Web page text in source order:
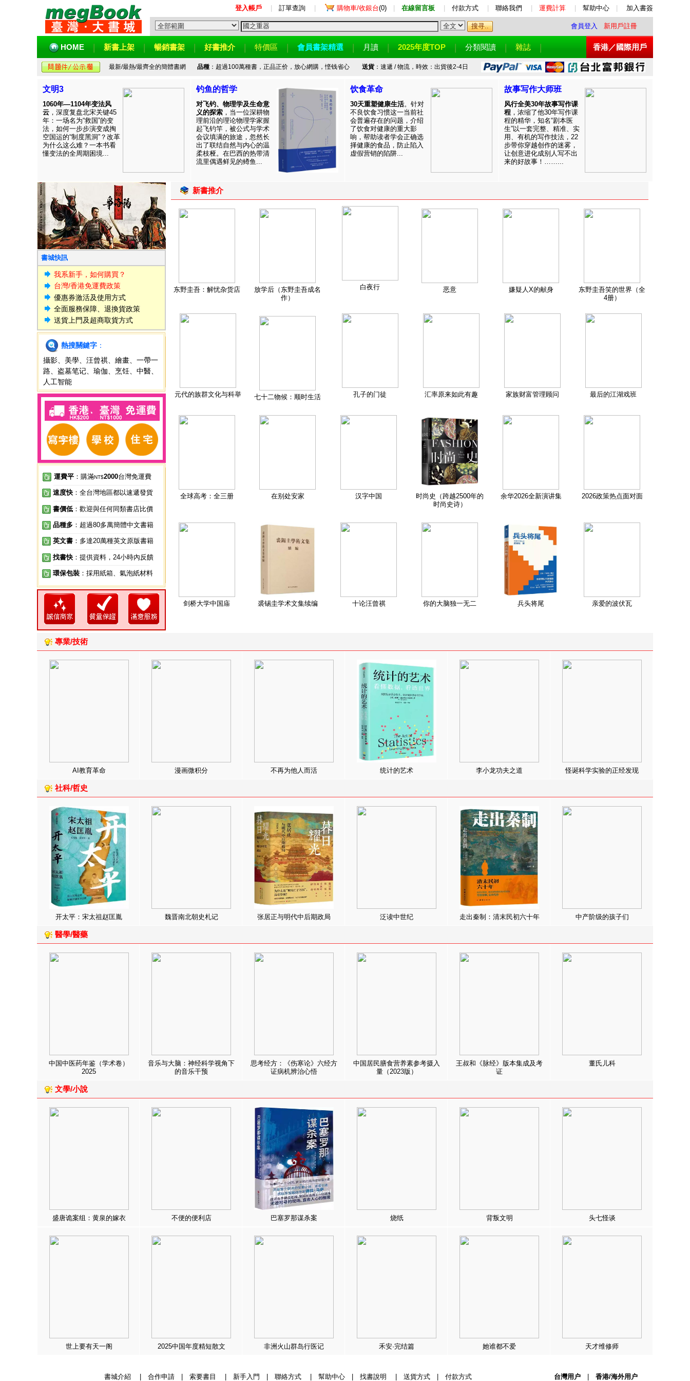
登入帳戶 訂單查詢 購物車/收銀台(0) 在線留言板 付款方式 聯絡我們 運費計算 幫助中心 加入書簽
會員登入 新用戶註冊
HOME 新書上架 暢銷書架 好書推介 特價區 會員書架精選 月讀 2025年度TOP 分類閱讀 雜誌 香港／國際用戶
最新/最熱/最齊全的簡體書網 品種：超過100萬種書，正品正价，放心網購，悭钱省心 送貨：速遞 / 物流，時效：出貨後2-4日
文明3
1060年—1104年变法风
云 ，深度复盘北宋关键45
年：一场名为“救国”的变
法，如何一步步演变成掏
空国运的“制度黑洞”？改革
为什么这么难？一本书看
懂变法的全周期困境...
钓鱼的哲学
对飞钓、物理学及生命意
义的探索 ，当一位深耕物
理前沿的理论物理学家握
起飞钓竿，被公式与学术
会议填满的旅途，忽然长
出了联结自然与内心的温
柔枝桠。在巴西的热带清
流里偶遇鲜见的鳟鱼...
饮食革命
30天重塑健康生活。针对
不良饮食习惯这一当前社
会普遍存在的问题，介绍
了饮食对健康的重大影
响，帮助读者学会正确选
择健康的食品，防止陷入
虚假营销的陷阱...
故事写作大师班
风行全美30年故事写作课
程 ，浓缩了他30年写作课
程的精华，知名“剧本医
生”以一套完整、精准、实
用、有机的写作技法，22
步带你穿越创作的迷雾，
让创意进化成别人写不出
来的好故事！……...
書城快訊
我系新手，如何購買？
台灣/香港免運費政策
優惠券激活及使用方式
全面服務保障、退換貨政策
送貨上門及超商取貨方式
熱搜關鍵字 ：
攝影
美學 汪曾祺 繪畫
一帶一
路
盗墓笔记 瑜伽 烹饪 中醫
人工智能
運費平 ：購滿NT$2000台灣免運費
速度快 ：全台灣地區都以速遞發貨
書價低 ：歡迎與任何同類書店比價
品種多 ：超過80多萬簡體中文書籍
英文書 ：多達20萬種英文原版書籍
找書快 ：提供資料，24小時內反饋
環保包裝 ：採用紙箱、氣泡紙材料
新書推介
东野圭吾：解忧杂货店
放学后（东野圭吾成名
作）
白夜行 恶意 嫌疑人X的献身
东野圭吾笑的世界（全
4册）
元代的族群文化与科举 七十二物候：顺时生活 孔子的门徒 汇率原来如此有趣 家族财富管理顾问 最后的江湖戏班
全球高考：全三册 在别处安家 汉字中国
时尚史（跨越2500年的
时尚史诗）
余华2026全新演讲集 2026政策热点面对面
剑桥大学中国庙 裘锡圭学术文集续编 十论汪曾祺 你的大脑独一无二 兵头将尾 亲爱的波伏瓦
專業/技術
AI教育革命 漫画微积分 不再为他人而活 统计的艺术 李小龙功夫之道 怪诞科学实验的正经发现
社科/哲史
开太平：宋太祖赵匡胤 魏晋南北朝史札记 张居正与明代中后期政局 泛读中世纪 走出秦制：清末民初六十年 中产阶级的孩子们
醫學/醫藥
中国中医药年鉴（学术卷）
2025
音乐与大脑：神经科学视角下
的音乐干预
思考经方：《伤寒论》六经方
证病机辨治心悟
中国居民膳食营养素参考摄入
量（2023版）
王叔和《脉经》版本集成及考
证
董氏儿科
文學/小說
盛唐诡案组：黄泉的嫁衣 不便的便利店 巴塞罗那谋杀案 烧纸 背叛文明 头七怪谈
世上要有天一阁 2025中国年度精短散文 非洲火山群岛行医记 禾安·完结篇 她谁都不爱 天才维修师
書城介紹 合作申請| 索要書目 新手入門 聯絡方式| 幫助中心| 找書說明 送貨方式| 付款方式 台灣用户 香港/海外用户